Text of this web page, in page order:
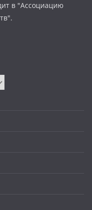
в "Ассоциацию